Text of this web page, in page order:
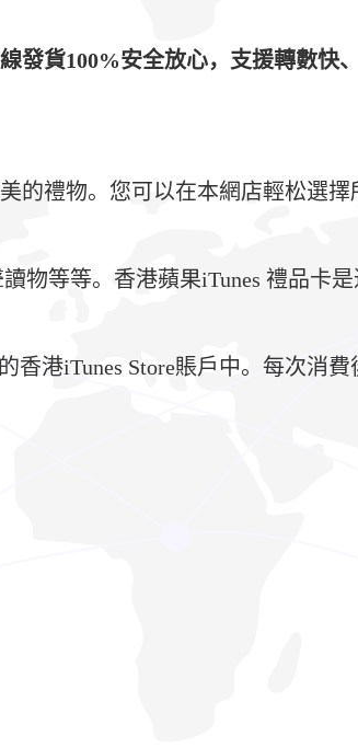
貨100%安全放心，支援轉數快
的禮物。您可以在本網店輕松選
物等等。香港蘋果iTunes 禮品卡
港iTunes Store賬戶中。每次消